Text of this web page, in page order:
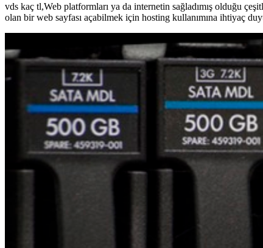
vds kaç tl,Web platformları ya da internetin sağladımış olduğu
olan bir web sayfası açabilmek için hosting kullanımına ihtiyaç